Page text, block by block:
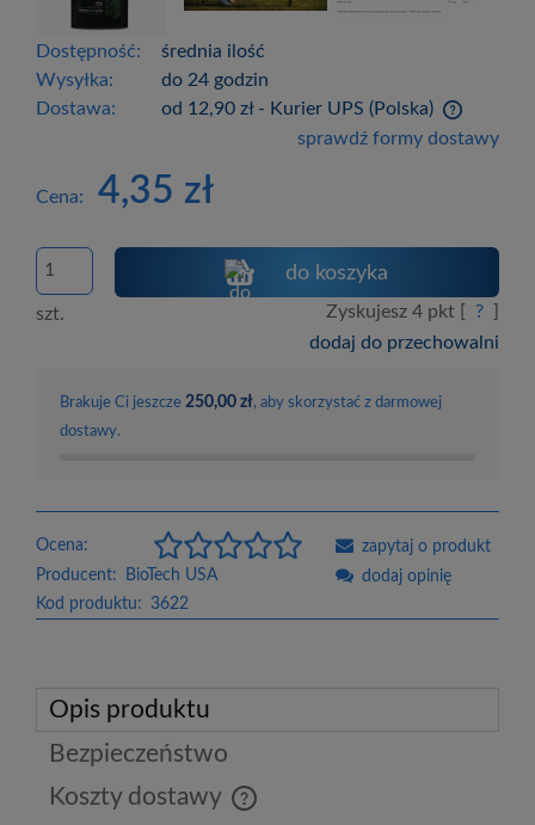
Dostępność:
średnia ilość
Wysyłka:
do 24 godzin
Dostawa:
od 12,90 zł - Kurier UPS (Polska)
Cena nie zawiera ewentualnych kosztówsprawdź formy dostawy
Cena: 4,35 zł
szt.
do koszyka
Zyskujesz 4pkt [ ?
dodaj do przechowalni
Brakuje Ci jeszcze 250,00 zł, aby skorzystać z darmowej
dostawy.
Ocena:
Producent:
BioTech USA
Kod produktu:
3622
zapytaj o produkt
dodaj opinię
Opis produktu
Bezpieczeństwo
Koszty dostawy
Cena nie zawiera ewentualnych kosztów płatności